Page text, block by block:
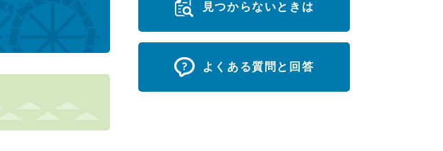
見つからないときは
よくある質問と回答